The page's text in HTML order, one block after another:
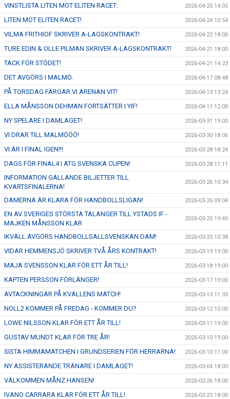
VINSTLISTA LITEN MOT ELITEN RACET: 2026-04-25 14:05
LITEN MOT ELITEN RACET! 2026-04-24 10:54
VILMA FRITHIOF SKRIVER A-LAGSKONTRAKT! 2026-04-22 18:00
TURE EDIN & OLLE PILMAN SKRIVER A-LAGSKONTRAKT! 2026-04-21 18:00
TACK FÖR STÖDET! 2026-04-21 14:23
DET AVGÖRS I MALMÖ. 2026-04-17 08:48
PÅ TORSDAG FÄRGAR VI ARENAN VIT! 2026-04-13 13:24
ELLA MÅNSSON DEHMAN FORTSÄTTER I YIF! 2026-04-11 12:00
NY SPELARE I DAMLAGET! 2026-03-31 19:00
VI DRAR TILL MALMÖÖÖ! 2026-03-30 18:06
VI ÄR I FINAL IGEN!!! 2026-03-28 18:24
DAGS FÖR FINAL4 I ATG SVENSKA CUPEN! 2026-03-28 11:11
INFORMATION GÄLLANDE BILJETTER TILL
KVARTSFINALERNA!
2026-03-26 10:34
DAMERNA ÄR KLARA FÖR HANDBOLLSLIGAN! 2026-03-26 09:04
EN AV SVERIGES STÖRSTA TALANGER TILL YSTADS IF -
MAJKEN MÅNSSON KLAR
2026-03-25 19:40
IKVÄLL AVGÖRS HANDBOLLSALLSVENSKAN DAM! 2026-03-25 10:38
VIDAR HEMMENSJÖ SKRIVER TVÅ ÅRS KONTRAKT! 2026-03-19 19:00
MAJA SVENSSON KLAR FÖR ETT ÅR TILL! 2026-03-18 19:00
KAPTEN PERSSON FÖRLÄNGER! 2026-03-17 19:00
AVTACKNINGAR PÅ KVÄLLENS MATCH! 2026-03-13 11:35
NOLL2 KOMMER PÅ FREDAG - KOMMER DU? 2026-03-12 10:00
LOWE NILSSON KLAR FÖR ETT ÅR TILL! 2026-03-11 19:00
GUSTAV MUNDT KLAR FÖR TRE ÅR! 2026-03-10 19:00
SISTA HIMMAMATCHEN I GRUNDSERIEN FÖR HERRARNA! 2026-03-10 11:00
NY ASSISTERANDE TRÄNARE I DAMLAGET! 2026-03-04 18:00
VÄLKOMMEN MÅNZ HANSEN! 2026-02-26 18:00
IVANO CARRARA KLAR FÖR ETT ÅR TILL! 2026-02-25 18:00